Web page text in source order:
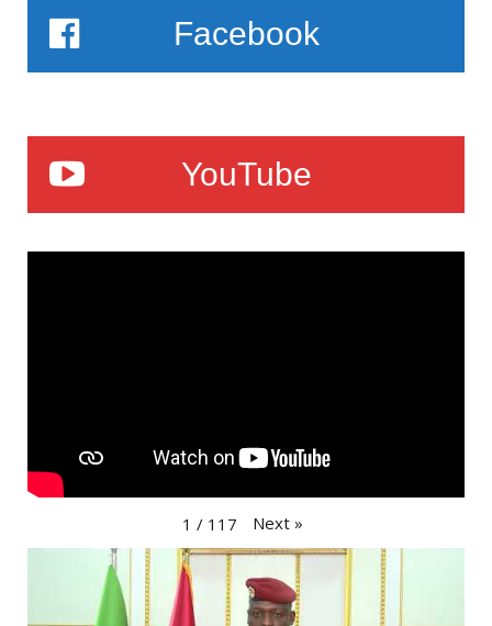
Facebook
YouTube
1 / 117 Next »